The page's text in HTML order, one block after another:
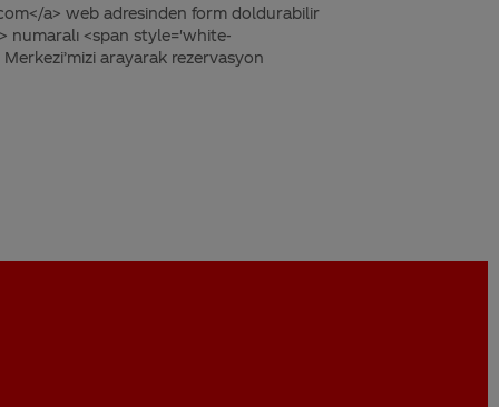
a> web adresinden form doldurabilir
numaralı <span style='white-
arayarak rezervasyon